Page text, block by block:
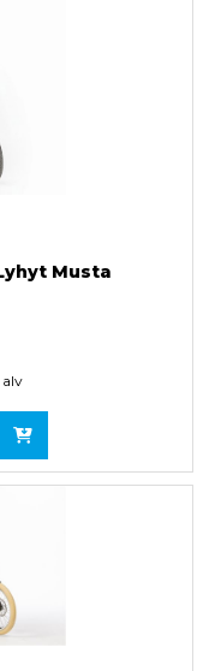
Musta
alv